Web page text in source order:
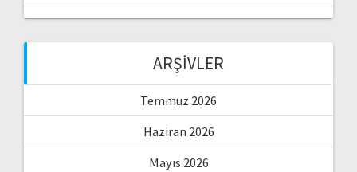
ARŞIVLER
Temmuz 2026
Haziran 2026
Mayıs 2026